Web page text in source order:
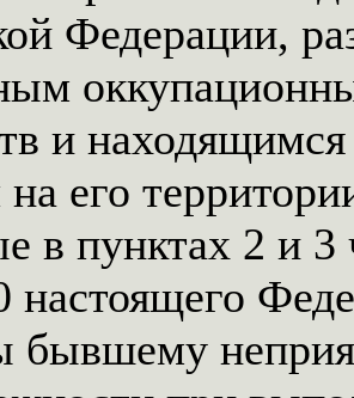
Федерации,
и
его
в пунктах 2 и 3
настоящего
бывшему